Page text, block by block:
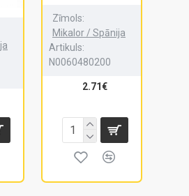
Zīmols:
Mikalor / Spānija
Artikuls:
N0060480200
2.71€